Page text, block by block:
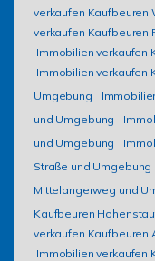
verkaufen Kaufbeuren
verkaufen Kaufbeuren
Immobilien verkaufen
Immobilien verkaufen
Umgebung
und Umgebung
und Umgebung
Straße und Umgebung
Mittelangerweg und
Kaufbeuren
verkaufen Kaufbeuren
Immobilien verkaufen